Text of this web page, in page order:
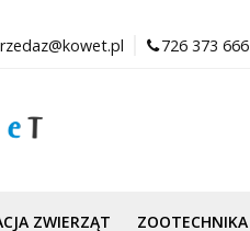
726 373 666
ZWIERZĄT ZOOTECHNIKA